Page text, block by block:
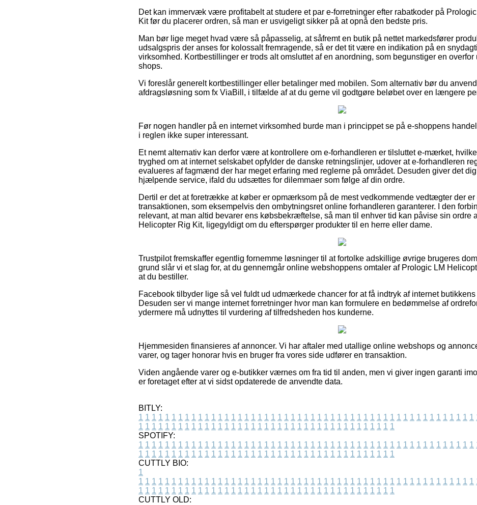
Det kan immervæk være profitabelt at studere et par e-forretninger efter rabatkoder på
Kit før du placerer ordren, så man er usvigeligt sikker på at opnå den bedste pris.
Man bør lige meget hvad være så påpasselig, at såfremt en butik på nettet markedsfører
udsalgspris der anses for kolossalt fremragende, så er det tit være en indikation på en
virksomhed. Kortbestillinger er trods alt omsluttet af en anordning, som begunstiger en
shops.
Vi foreslår generelt kortbestillinger eller betalinger med mobilen. Som alternativ bør du
afdragsløsning som fx ViaBill, i tilfælde af at du gerne vil godtgøre beløbet over en længere
Før nogen handler på en internet virksomhed burde man i princippet se på e-shoppens
i reglen ikke super interessant.
Et nemt alternativ kan derfor være at kontrollere om e-forhandleren er tilsluttet e-mærket,
tryghed om at internet selskabet opfylder de danske retningslinjer, udover at e-forhandleren
evalueres af fagmænd der har meget erfaring med reglerne på området. Desuden giver det dig
hjælpende service, ifald du udsættes for dilemmaer som følge af din ordre.
Dertil er det at foretrække at køber er opmærksom på de mest vedkommende vedtægter der
transaktionen, som eksempelvis den ombytningsret online forhandleren garanterer. I den
relevant, at man altid bevarer ens købsbekræftelse, så man til enhver tid kan påvise sin ordre
Helicopter Rig Kit, ligegyldigt om du efterspørger produkter til en herre eller dame.
Trustpilot fremskaffer egentlig fornemme løsninger til at fortolke adskillige øvrige brugeres
grund slår vi et slag for, at du gennemgår online webshoppens omtaler af Prologic LM
at du bestiller.
Facebook tilbyder lige så vel fuldt ud udmærkede chancer for at få indtryk af internet
Desuden ser vi mange internet forretninger hvor man kan formulere en bedømmelse af
ydermere må udnyttes til vurdering af tilfredsheden hos kunderne.
Hjemmesiden finansieres af annoncer. Vi har aftaler med utallige online webshops og
varer, og tager honorar hvis en bruger fra vores side udfører en transaktion.
Viden angående varer og e-butikker værnes om fra tid til anden, men vi giver ingen garanti
er foretaget efter at vi sidst opdaterede de anvendte data.
BITLY:
1 1 1 1 1 1 1 1 1 1 1 1 1 1 1 1 1 1 1 1 1 1 1 1 1 1 1 1 1 1 1 1 1 1 1 1 1 1 1 1 1 1 1 1 1 1 1 1 1 1 1
1 1 1 1 1 1 1 1 1 1 1 1 1 1 1 1 1 1 1 1 1 1 1 1 1 1 1 1 1 1 1 1 1 1 1 1 1 1 1
SPOTIFY:
1 1 1 1 1 1 1 1 1 1 1 1 1 1 1 1 1 1 1 1 1 1 1 1 1 1 1 1 1 1 1 1 1 1 1 1 1 1 1 1 1 1 1 1 1 1 1 1 1 1 1
1 1 1 1 1 1 1 1 1 1 1 1 1 1 1 1 1 1 1 1 1 1 1 1 1 1 1 1 1 1 1 1 1 1 1 1 1 1 1
CUTTLY BIO:
1
1 1 1 1 1 1 1 1 1 1 1 1 1 1 1 1 1 1 1 1 1 1 1 1 1 1 1 1 1 1 1 1 1 1 1 1 1 1 1 1 1 1 1 1 1 1 1 1 1 1 1
1 1 1 1 1 1 1 1 1 1 1 1 1 1 1 1 1 1 1 1 1 1 1 1 1 1 1 1 1 1 1 1 1 1 1 1 1 1 1
CUTTLY OLD: